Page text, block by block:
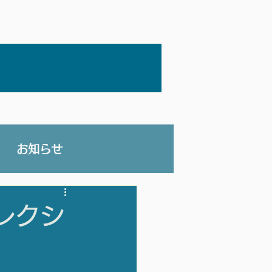
お知らせ
クシ